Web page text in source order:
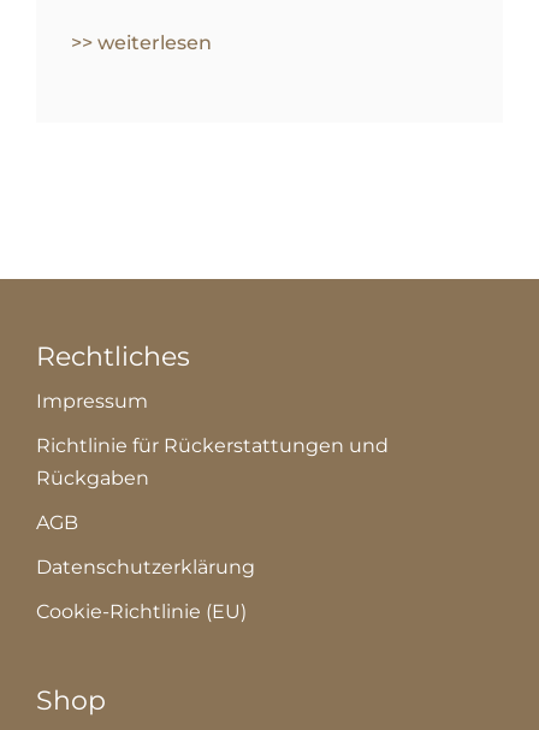
>> weiterlesen
Rechtliches
Impressum
Richtlinie für Rückerstattungen und
Rückgaben
AGB
Datenschutzerklärung
Cookie-Richtlinie (EU)
Shop